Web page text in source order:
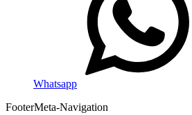
Whatsapp
FooterMeta-Navigation